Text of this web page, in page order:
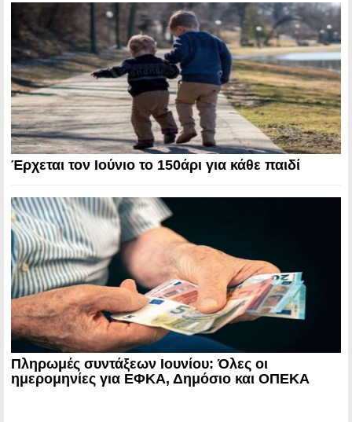
Έρχεται τον Ιούνιο το 150άρι για κάθε παιδί
Πληρωμές συντάξεων Ιουνίου: Όλες οι
ημερομηνίες για ΕΦΚΑ, Δημόσιο και ΟΠΕΚΑ